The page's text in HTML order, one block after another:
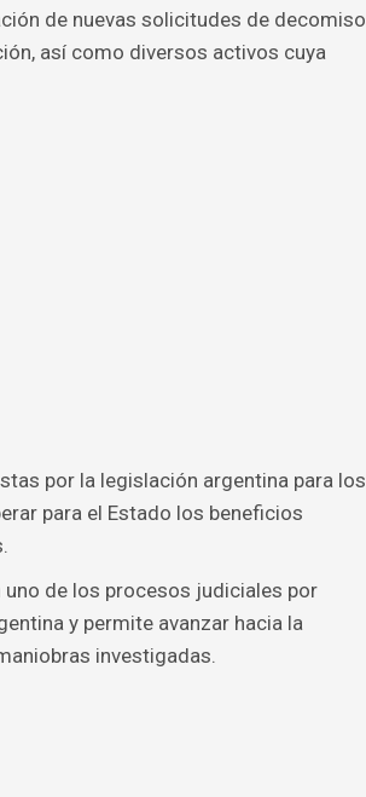
de nuevas solicitudes de decomiso
así como diversos activos cuya
por la legislación argentina para los
para el Estado los beneficios
uno de los procesos judiciales por
y permite avanzar hacia la
investigadas.